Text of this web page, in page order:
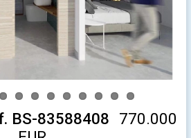
Next
BS-83588408
770.000